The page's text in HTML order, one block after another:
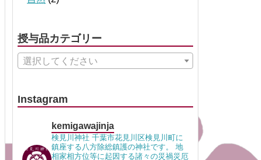
授与品カテゴリー
選択してください
Instagram
kemigawajinja
検見川神社 千葉市花見川区検見川町に
鎮座する八方除総鎮護の神社です。 地
相家相方位等に起因する諸々の災禍災厄